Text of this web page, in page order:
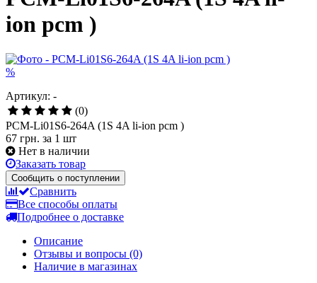
%
Артикул: -
67 грн.за 1 шт
Нет в наличии
Заказать товар
Сообщить о поступлении
Сравнить
Все способы оплаты
Подробнее о доставке
Описание
Отзывы и вопросы
1. Применение: для одного литий-ионного аккумулятора
2. Напряжение полного заряда: 4,2В